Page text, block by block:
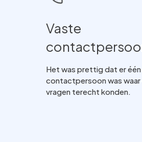
Vaste
Het was prettig dat er
contactpersoon was waar
vragen terecht konden.